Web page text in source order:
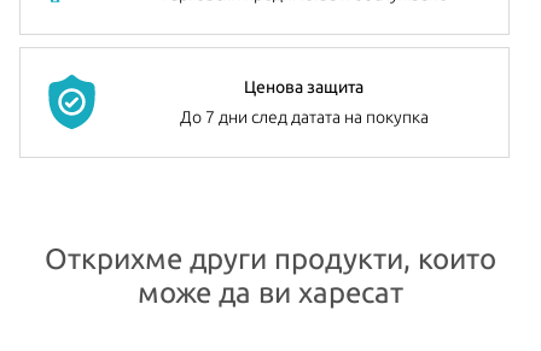
Ценова защита
До 7 дни след датата на покупка
Открихме други продукти, които
може да ви харесат